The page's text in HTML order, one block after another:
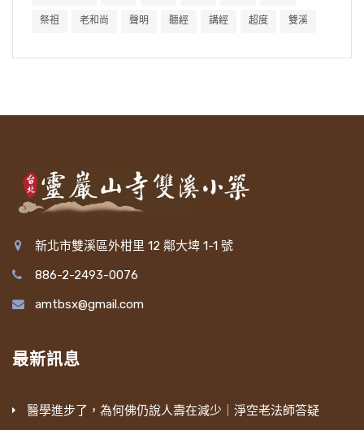
祭祖 老和尚 聲明 聽經 講經 超度 雙溪
新北市雙溪區外柑里 12 鄰大埤 1-1 號
886-2-2493-0076
amtbsx@gmail.com
最新訊息
醫學進步了，為何佛仍說人壽在減少｜淨空老法師答疑